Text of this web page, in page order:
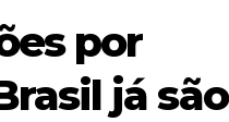
por
já são